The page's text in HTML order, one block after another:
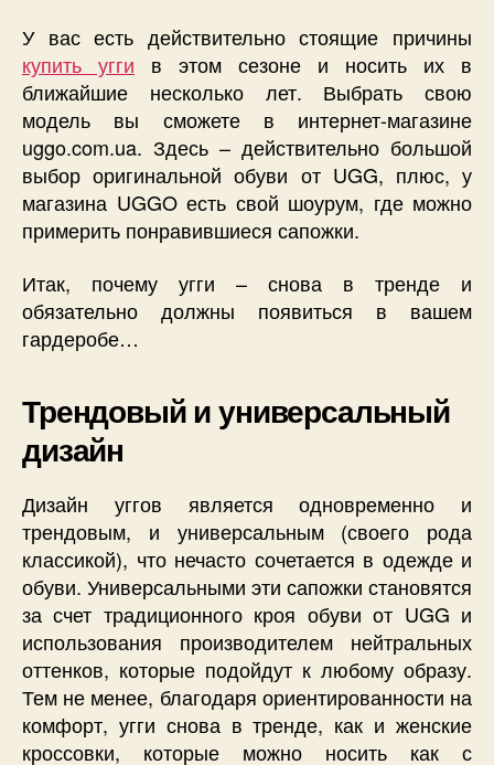
У вас есть действительно стоящие причины
купить угги в этом сезоне и носить их в
ближайшие несколько лет. Выбрать свою
модель вы сможете в интернет-магазине
uggo.com.ua. Здесь – действительно большой
выбор оригинальной обуви от UGG, плюс, у
магазина UGGO есть свой шоурум, где можно
примерить понравившиеся сапожки.
Итак, почему угги – снова в тренде и
обязательно должны появиться в вашем
гардеробе…
Трендовый и универсальный
дизайн
Дизайн уггов является одновременно и
трендовым, и универсальным (своего рода
классикой), что нечасто сочетается в одежде и
обуви. Универсальными эти сапожки становятся
за счет традиционного кроя обуви от UGG и
использования производителем нейтральных
оттенков, которые подойдут к любому образу.
Тем не менее, благодаря ориентированности на
комфорт, угги снова в тренде, как и женские
кроссовки, которые можно носить как с